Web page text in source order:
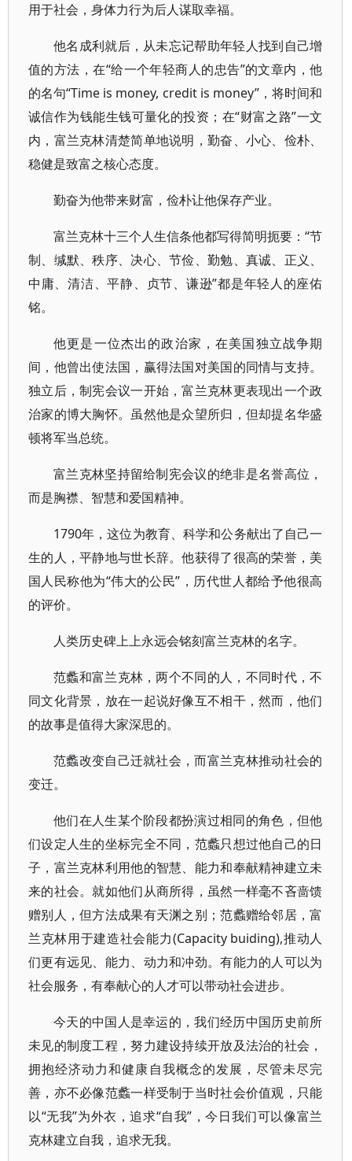
用于社会，身体力行为后人谋取幸福。
他名成利就后，从未忘记帮助年轻人找到自己增
值的方法，在“给一个年轻商人的忠告”的文章内，他
的名句“Time is money, credit is money”，将时间和
诚信作为钱能生钱可量化的投资；在“财富之路”一文
内，富兰克林清楚简单地说明，勤奋、小心、俭朴、
稳健是致富之核心态度。
勤奋为他带来财富，俭朴让他保存产业。
富兰克林十三个人生信条他都写得简明扼要：“节
制、缄默、秩序、决心、节俭、勤勉、真诚、正义、
中庸、清洁、平静、贞节、谦逊”都是年轻人的座佑
铭。
他更是一位杰出的政治家，在美国独立战争期
间，他曾出使法国，赢得法国对美国的同情与支持。
独立后，制宪会议一开始，富兰克林更表现出一个政
治家的博大胸怀。虽然他是众望所归，但却提名华盛
顿将军当总统。
富兰克林坚持留给制宪会议的绝非是名誉高位，
而是胸襟、智慧和爱国精神。
1790年，这位为教育、科学和公务献出了自己一
生的人，平静地与世长辞。他获得了很高的荣誉，美
国人民称他为“伟大的公民”，历代世人都给予他很高
的评价。
人类历史碑上上永远会铭刻富兰克林的名字。
范蠡和富兰克林，两个不同的人，不同时代，不
同文化背景，放在一起说好像互不相干，然而，他们
的故事是值得大家深思的。
范蠡改变自己迁就社会，而富兰克林推动社会的
变迁。
他们在人生某个阶段都扮演过相同的角色，但他
们设定人生的坐标完全不同，范蠡只想过他自己的日
子，富兰克林利用他的智慧、能力和奉献精神建立未
来的社会。就如他们从商所得，虽然一样毫不吝啬馈
赠别人，但方法成果有天渊之别；范蠡赠给邻居，富
兰克林用于建造社会能力(Capacity buiding),推动人
们更有远见、能力、动力和冲劲。有能力的人可以为
社会服务，有奉献心的人才可以带动社会进步。
今天的中国人是幸运的，我们经历中国历史前所
未见的制度工程，努力建设持续开放及法治的社会，
拥抱经济动力和健康自我概念的发展，尽管未尽完
善，亦不必像范蠡一样受制于当时社会价值观，只能
以“无我”为外衣，追求“自我”，今日我们可以像富兰
克林建立自我，追求无我。